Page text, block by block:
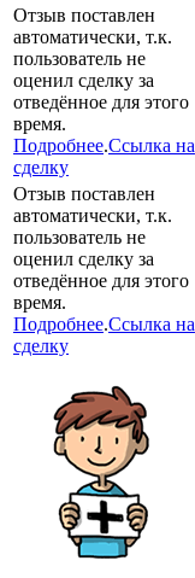
Отзыв поставлен
автоматически, т.к.
пользователь не
оценил сделку за
отведённое для этого
время.
Подробнее.Ссылка на
сделку
Отзыв поставлен
автоматически, т.к.
пользователь не
оценил сделку за
отведённое для этого
время.
Подробнее.Ссылка на
сделку